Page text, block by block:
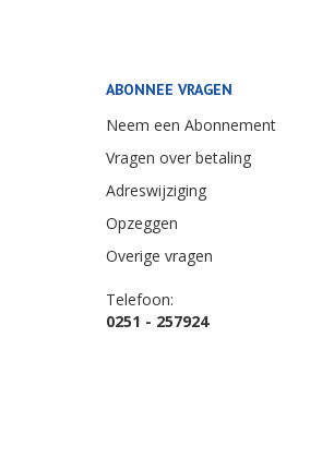
ABONNEE VRAGEN
Neem een Abonnement
Vragen over betaling
Adreswijziging
Opzeggen
Overige vragen
Telefoon:
0251 - 257924